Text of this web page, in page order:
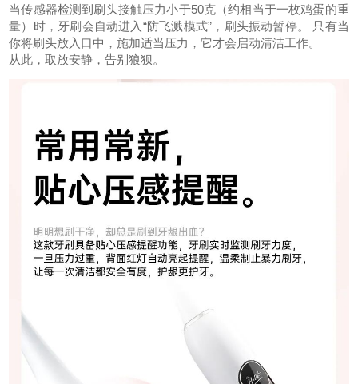
当传感器检测到刷头接触压力小于50克（约相当于一枚鸡蛋的重
量）时，牙刷会自动进入“防飞溅模式”，刷头振动暂停。 只有当
你将刷头放入口中，施加适当压力，它才会启动清洁工作。
从此，取放安静，告别狼狈。